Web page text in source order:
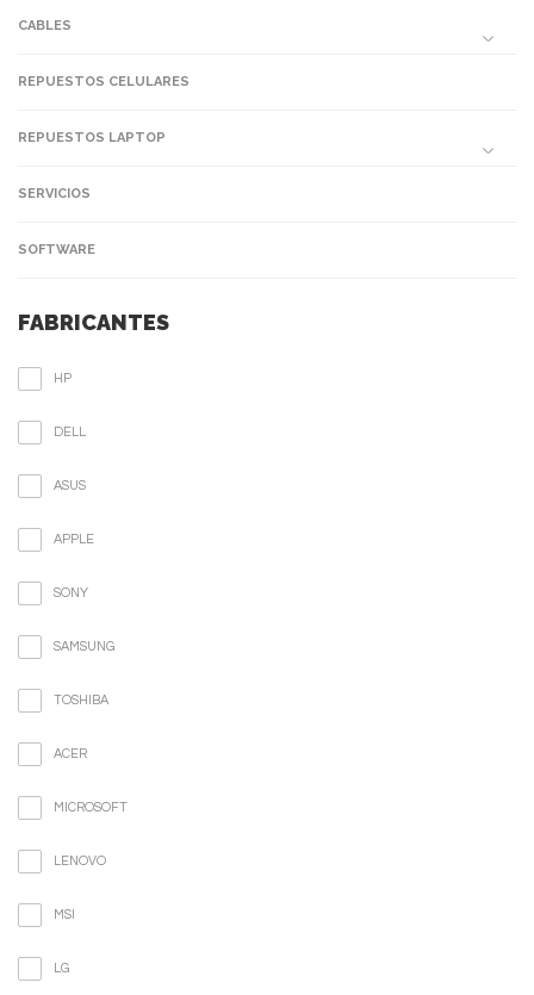
CABLES
REPUESTOS CELULARES
REPUESTOS LAPTOP
SERVICIOS
SOFTWARE
FABRICANTES
HP
DELL
ASUS
APPLE
SONY
SAMSUNG
TOSHIBA
ACER
MICROSOFT
LENOVO
MSI
LG